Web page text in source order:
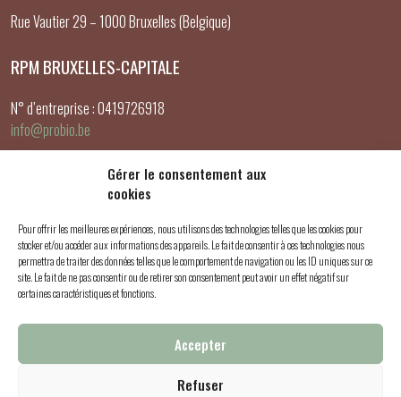
Gérer le consentement aux
cookies
Pour offrir les meilleures expériences, nous utilisons des technologies telles que les cookies pour
stocker et/ou accéder aux informations des appareils. Le fait de consentir à ces technologies nous
permettra de traiter des données telles que le comportement de navigation ou les ID uniques sur ce
site. Le fait de ne pas consentir ou de retirer son consentement peut avoir un effet négatif sur
certaines caractéristiques et fonctions.
Accepter
Refuser
Rue Vautier 29 – 1000 Bruxelles (Belgique)
RPM BRUXELLES-CAPITALE
N° d’entreprise : 0419726918
info@probio.be
Panier
Validation de la commande
SUIVEZ-NOUS